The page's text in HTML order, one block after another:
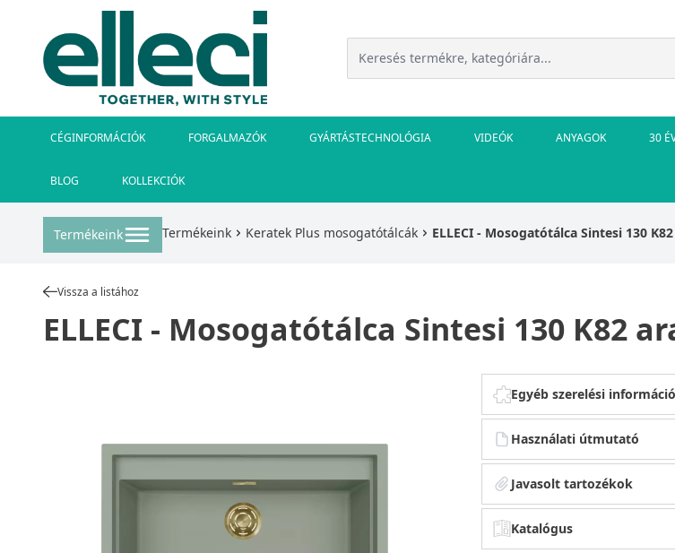
CÉGINFORMÁCIÓK FORGALMAZÓK GYÁRTÁSTECHNOLÓGIA VIDEÓK ANYAGOK 30
BLOG KOLLEKCIÓK
Termékeink Termékeink Keratek Plus mosogatótálcák ELLECI - Mosogatótálca Sintesi 130
Vissza a listához
ELLECI - Mosogatótálca Sintesi 130 K82
Egyéb szerelési információ
Használati útmutató
Javasolt tartozékok
Katalógus